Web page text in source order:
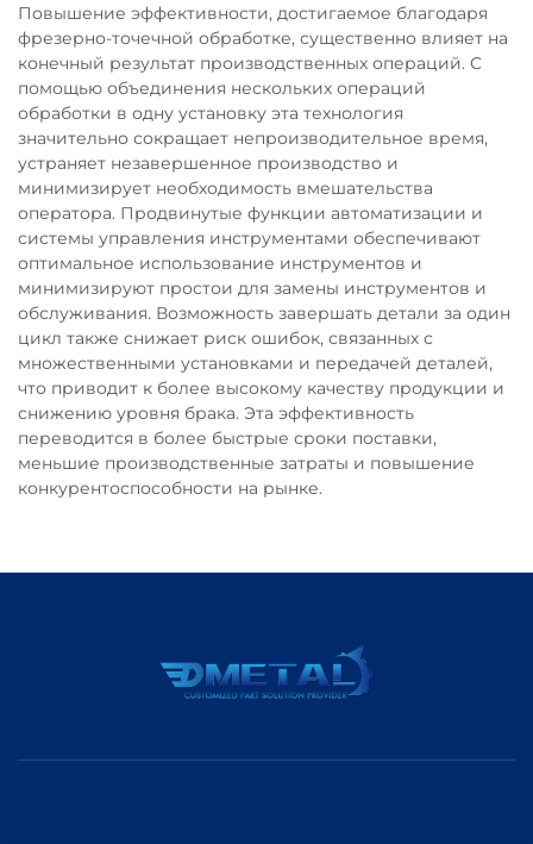
Повышение эффективности, достигаемое благодаря
фрезерно-точечной обработке, существенно влияет на
конечный результат производственных операций. С
помощью объединения нескольких операций
обработки в одну установку эта технология
значительно сокращает непроизводительное время,
устраняет незавершенное производство и
минимизирует необходимость вмешательства
оператора. Продвинутые функции автоматизации и
системы управления инструментами обеспечивают
оптимальное использование инструментов и
минимизируют простои для замены инструментов и
обслуживания. Возможность завершать детали за один
цикл также снижает риск ошибок, связанных с
множественными установками и передачей деталей,
что приводит к более высокому качеству продукции и
снижению уровня брака. Эта эффективность
переводится в более быстрые сроки поставки,
меньшие производственные затраты и повышение
конкурентоспособности на рынке.